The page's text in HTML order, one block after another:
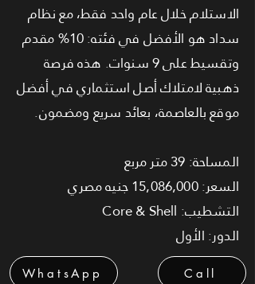
الاستلام خلال عام واحد فقط، مع نظام
سداد هو الأفضل في فئته: 10% مقدم
وتقسيط على 9 سنوات. هذه فرصة
ذهبية لامتلاك أصل استثماري في أفضل
موقع بالعاصمة، بعائد سريع ومضمون.
المساحة: 39 متر مربع
السعر: 15,086,000 جنيه مصري
التشطيب: Core & Shell
الدور: الأول
WhatsApp Call